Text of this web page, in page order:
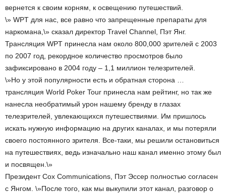
вернется к своим корням, к освещению путешествий.
\» WPT для нас, все равно что запрещенные препараты для
наркомана,\» сказал директор Travel Channel, Пэт Янг.
Трансляция WPT принесла нам около 800,000 зрителей с 2003
по 2007 год, рекордное количество просмотров было
зафиксировано в 2004 году – 1,1 миллион телезрителей.
\»Но у этой популярности есть и обратная сторона …
трансляция World Poker Tour принесла нам рейтинг, но так же
нанесла необратимый урон нашему бренду в глазах
телезрителей, увлекающихся путешествиями. Им пришлось
искать нужную информацию на других каналах, и мы потеряли
своего постоянного зрителя. Все-таки, мы решили остановиться
на путешествиях, ведь изначально наш канал именно этому был
и посвящен.\»
Президент Cox Communications, Пэт Эссер полностью согласен
с Янгом. \»После того, как мы выкупили этот канал, разговор о